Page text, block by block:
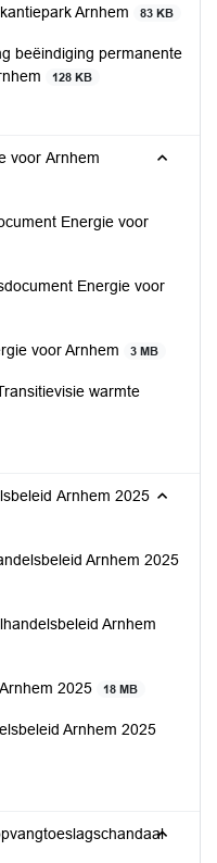
Arnhem
83 KB
beëindiging permanente
128 KB
voor Arnhem
Energie voor
Energie voor
voor Arnhem 3 MB
warmte
Arnhem 2025
Arnhem 2025
Arnhem
2025 18 MB
Arnhem 2025